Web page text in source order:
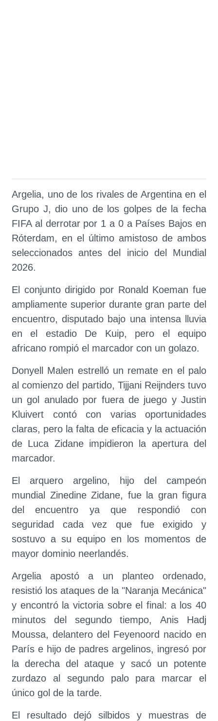
Argelia, uno de los rivales de Argentina en el
Grupo J, dio uno de los golpes de la fecha
FIFA al derrotar por 1 a 0 a Países Bajos en
Róterdam, en el último amistoso de ambos
seleccionados antes del inicio del Mundial
2026.
El conjunto dirigido por Ronald Koeman fue
ampliamente superior durante gran parte del
encuentro, disputado bajo una intensa lluvia
en el estadio De Kuip, pero el equipo
africano rompió el marcador con un golazo.
Donyell Malen estrelló un remate en el palo
al comienzo del partido, Tijjani Reijnders tuvo
un gol anulado por fuera de juego y Justin
Kluivert contó con varias oportunidades
claras, pero la falta de eficacia y la actuación
de Luca Zidane impidieron la apertura del
marcador.
El arquero argelino, hijo del campeón
mundial Zinedine Zidane, fue la gran figura
del encuentro ya que respondió con
seguridad cada vez que fue exigido y
sostuvo a su equipo en los momentos de
mayor dominio neerlandés.
Argelia apostó a un planteo ordenado,
resistió los ataques de la "Naranja Mecánica"
y encontró la victoria sobre el final: a los 40
minutos del segundo tiempo, Anis Hadj
Moussa, delantero del Feyenoord nacido en
París e hijo de padres argelinos, ingresó por
la derecha del ataque y sacó un potente
zurdazo al segundo palo para marcar el
único gol de la tarde.
El resultado dejó silbidos y muestras de